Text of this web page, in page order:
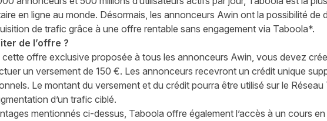
en ligne au monde. Désormais, les annonceurs Awin ont la possibilité de
de trafic grâce à une offre rentable sans engagement via Taboola*.
de l’offre ?
offre exclusive proposée à tous les annonceurs Awin, vous devez
un versement de 150 €. Les annonceurs recevront un crédit unique
Le montant du versement et du crédit pourra être utilisé sur le
d’un trafic ciblé.
mentionnés ci-dessus, Taboola offre également l’accès à un cours